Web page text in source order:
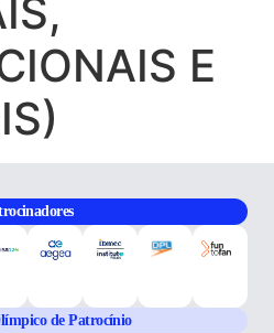
E
de Patrocínio